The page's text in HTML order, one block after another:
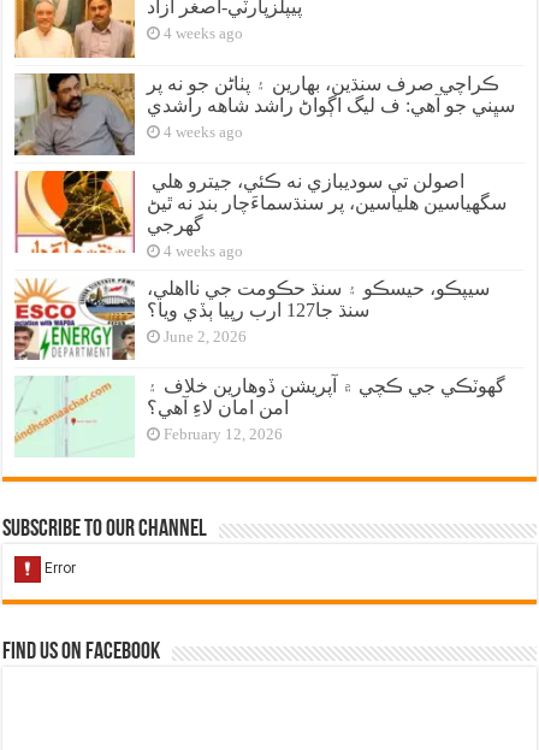
پيپلزپارٽي-اصغر آزاد
4 weeks ago
ڪراچي صرف سنڌين، بهارين ۽ پٺاڻن جو نه پر
سڀني جو آهي: ف ليگ اڳواڻ راشد شاهه راشدي
4 weeks ago
سگهياسين هلياسين، پر سنڌسماءَچار بند نه ٿيڻ
گهرجي
4 weeks ago
سيپڪو، حيسڪو ۽ سنڌ حڪومت جي نااهلي،
سنڌ جا127 ارب رپيا ٻڏي ويا؟
June 2, 2026
گهوٽڪي جي ڪچي ۾ آپريشن ڏوهارين خلاف ۽
امن امان لاءِ آهي؟
February 12, 2026
Subscribe to our Channel
Find us on Facebook